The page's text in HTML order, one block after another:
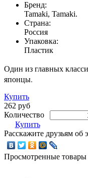
Бренд:
Tamaki, Tamaki.
Страна:
Россия
Упаковка:
Пластик
Один из главных
японцы.
Купить
262 руб
Количество
Купить
Расскажите друзьям об
Просмотренные товары